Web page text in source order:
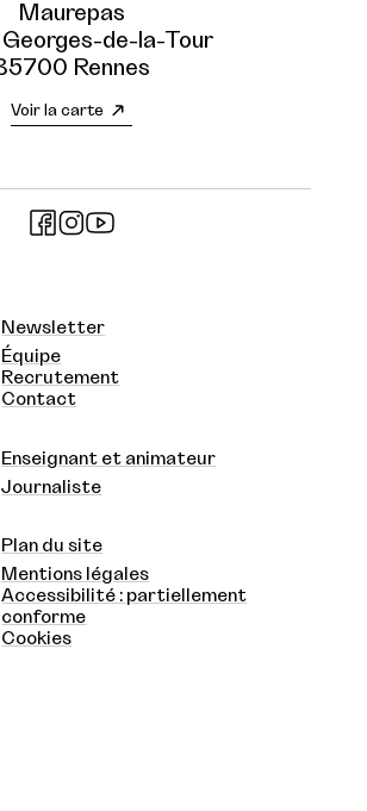
Maurepas
Georges-de-la-Tour
Rennes
Voir la carte
Newsletter
Équipe
Recrutement
Contact
Enseignant et animateur
Journaliste
Plan du site
Mentions légales
Accessibilité : partiellement
conforme
Cookies